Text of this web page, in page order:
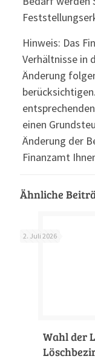
Hinweis: Das
Verhältnisse in
Änderung
einen
Änderung der
Finanzamt
Ähnliche
2. Juli 2026
Wahl der